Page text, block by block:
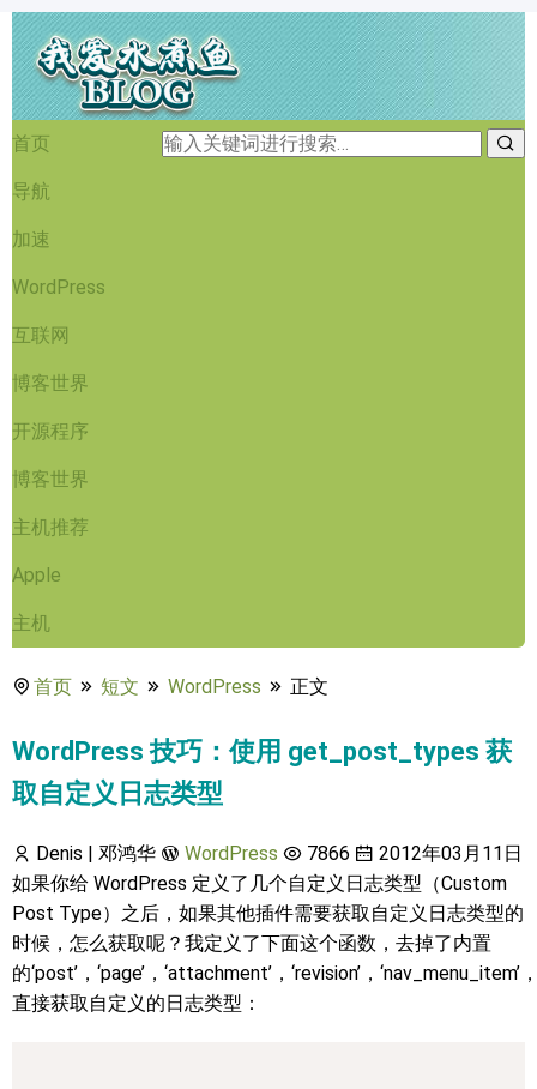
首页
导航
加速
WordPress
互联网
博客世界
开源程序
博客世界
主机推荐
Apple
主机
首页 短文 WordPress 正文
WordPress 技巧：使用 get_post_types 获
取自定义日志类型
Denis | 邓鸿华 WordPress 7866
2012年03月11日
如果你给 WordPress 定义了几个自定义日志类型（Custom
Post Type）之后，如果其他插件需要获取自定义日志类型的
时候，怎么获取呢？我定义了下面这个函数，去掉了内置
的‘post’，‘page’，‘attachment’，‘revision’，‘nav_menu_item’
直接获取自定义的日志类型：